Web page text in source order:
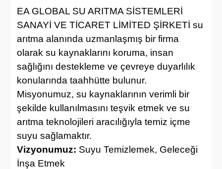
EA GLOBAL SU ARITMA SİSTEMLERİ
SANAYİ VE TİCARET LİMİTED ŞİRKETİ su
arıtma alanında uzmanlaşmış bir firma
olarak su kaynaklarını koruma, insan
sağlığını destekleme ve çevreye duyarlılık
konularında taahhütte bulunur.
Misyonumuz, su kaynaklarının verimli bir
şekilde kullanılmasını teşvik etmek ve su
arıtma teknolojileri aracılığıyla temiz içme
suyu sağlamaktır.
Vizyonumuz: Suyu Temizlemek, Geleceği
İnşa Etmek